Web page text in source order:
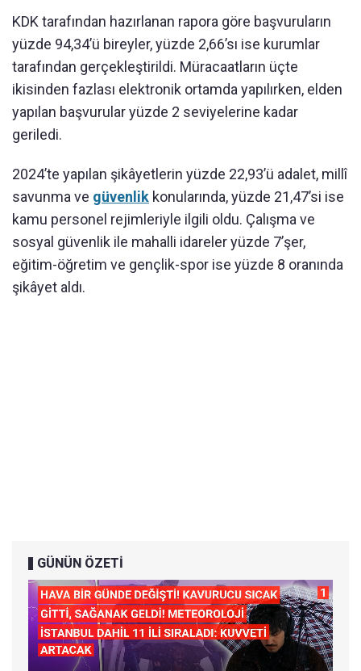
KDK tarafından hazırlanan rapora göre başvuruların
yüzde 94,34’ü bireyler, yüzde 2,66’sı ise kurumlar
tarafından gerçekleştirildi. Müracaatların üçte
ikisinden fazlası elektronik ortamda yapılırken, elden
yapılan başvurular yüzde 2 seviyelerine kadar
geriledi.
2024’te yapılan şikâyetlerin yüzde 22,93’ü adalet, millî
savunma ve güvenlik konularında, yüzde 21,47’si ise
kamu personel rejimleriyle ilgili oldu. Çalışma ve
sosyal güvenlik ile mahalli idareler yüzde 7’şer,
eğitim-öğretim ve gençlik-spor ise yüzde 8 oranında
şikâyet aldı.
GÜNÜN ÖZETİ